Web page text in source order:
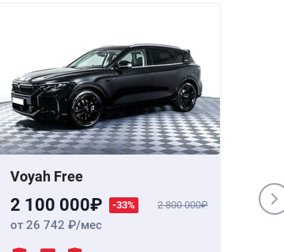
Voyah Free
2 100 000 -33% 2 800 000
от 26 742 /мес
1